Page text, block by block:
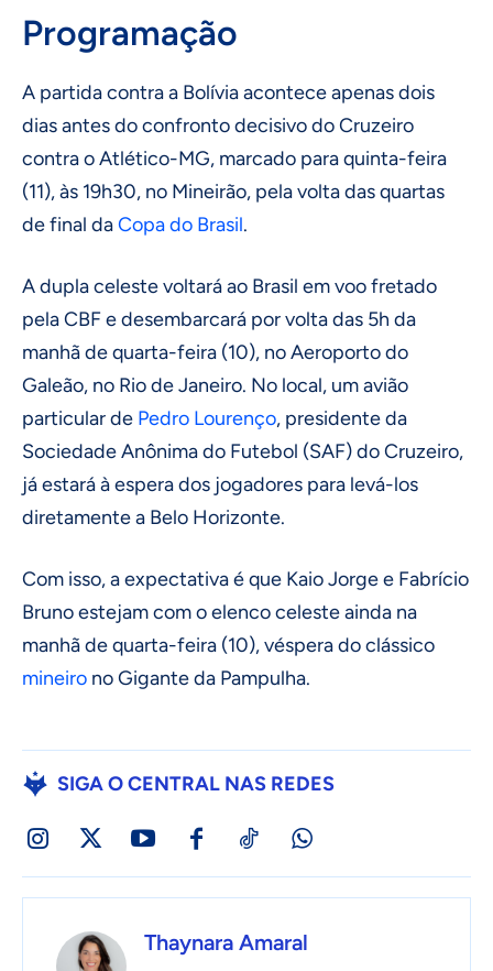
Programação
A partida contra a Bolívia acontece apenas dois
dias antes do confronto decisivo do Cruzeiro
contra o Atlético-MG, marcado para quinta-feira
(11), às 19h30, no Mineirão, pela volta das quartas
de final daCopa do Brasil.
A dupla celeste voltará ao Brasil em voo fretado
pela CBF e desembarcará por volta das 5h da
manhã de quarta-feira (10), no Aeroporto do
Galeão, no Rio de Janeiro. No local, um avião
particular de Pedro Lourenço, presidente da
Sociedade Anônima do Futebol (SAF) do Cruzeiro,
já estará à espera dos jogadores para levá-los
diretamente a Belo Horizonte.
Com isso, a expectativa é que Kaio Jorge e Fabrício
Bruno estejam com o elenco celeste ainda na
manhã de quarta-feira (10), véspera do clássico
mineiro no Gigante da Pampulha.
SIGA O CENTRAL NAS REDES
Thaynara Amaral